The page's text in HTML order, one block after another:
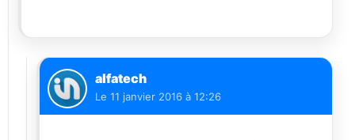
alfatech
Le 11 janvier 2016 à 12:26